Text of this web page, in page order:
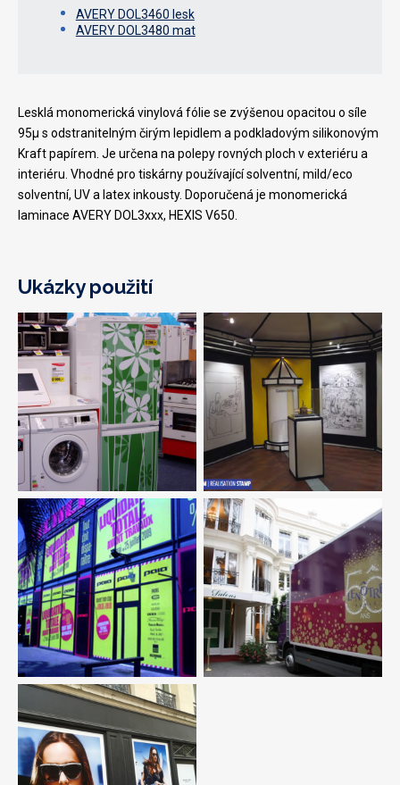
Lesklá monomerická vinylová fólie se zvýšenou opacitou o síle
95µ s odstranitelným čirým lepidlem a podkladovým silikonovým
Kraft papírem. Je určena na polepy rovných ploch v exteriéru a
interiéru. Vhodné pro tiskárny používající solventní, mild/eco
solventní, UV a latex inkousty. Doporučená je monomerická
laminace AVERY DOL3xxx, HEXIS V650.
Ukázky použití
AVERY DOL3460 lesk
AVERY DOL3480 mat